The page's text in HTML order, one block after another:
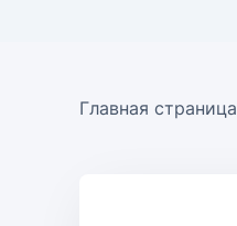
Главная страница